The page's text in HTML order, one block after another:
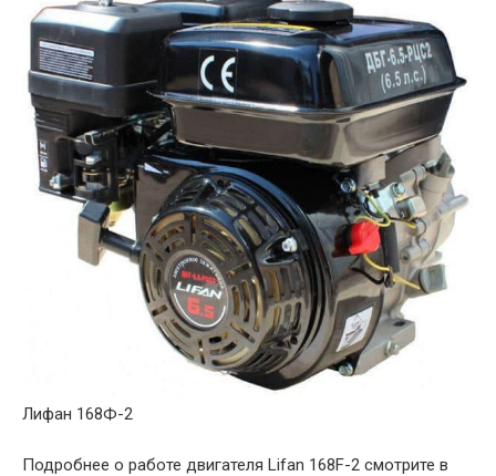
Лифан 168Ф-2
Подробнее о работе двигателя Lifan 168F-2 смотрите в